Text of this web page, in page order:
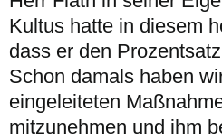
Kultus hatte in diesem
dass er den
Schon damals haben
eingeleiteten
mitzunehmen und ihm